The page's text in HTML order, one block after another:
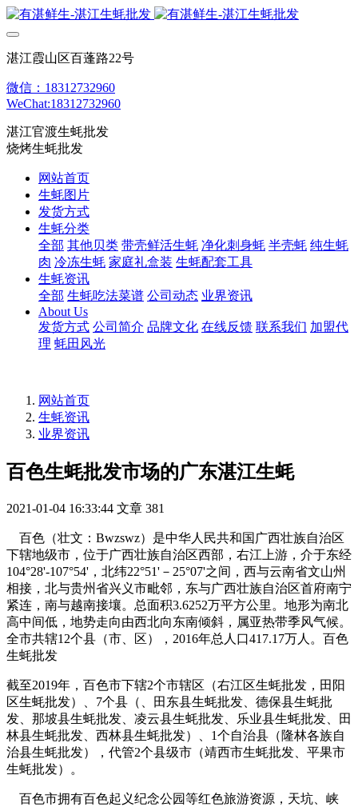
湛江霞山区百蓬路22号
微信：18312732960
WeChat:18312732960
湛江官渡生蚝批发
烧烤生蚝批发
网站首页
生蚝图片
发货方式
生蚝分类
全部 其他贝类 带壳鲜活生蚝 净化刺身蚝 半壳蚝 纯生蚝
肉 冷冻生蚝 家庭礼盒装 生蚝配套工具
生蚝资讯
全部 生蚝吃法菜谱 公司动态 业界资讯
About Us
发货方式 公司简介 品牌文化 在线反馈 联系我们 加盟代
理 蚝田风光
网站首页
生蚝资讯
业界资讯
百色生蚝批发市场的广东湛江生蚝
2021-01-04 16:33:44 文章 381
百色（壮文：Bwzswz）是中华人民共和国广西壮族自治区
下辖地级市，位于广西壮族自治区西部，右江上游，介于东经
104°28'-107°54'，北纬22°51'－25°07'之间，西与云南省文山州
相接，北与贵州省兴义市毗邻，东与广西壮族自治区首府南宁
紧连，南与越南接壤。总面积3.6252万平方公里。地形为南北
高中间低，地势走向由西北向东南倾斜，属亚热带季风气候。
全市共辖12个县（市、区），2016年总人口417.17万人。百色
生蚝批发
截至2019年，百色市下辖2个市辖区（右江区生蚝批发，田阳
区生蚝批发）、7个县（、田东县生蚝批发、德保县生蚝批
发、那坡县生蚝批发、凌云县生蚝批发、乐业县生蚝批发、田
林县生蚝批发、西林县生蚝批发）、1个自治县（隆林各族自
治县生蚝批发），代管2个县级市（靖西市生蚝批发、平果市
生蚝批发）。
百色市拥有百色起义纪念公园等红色旅游资源，天坑、峡